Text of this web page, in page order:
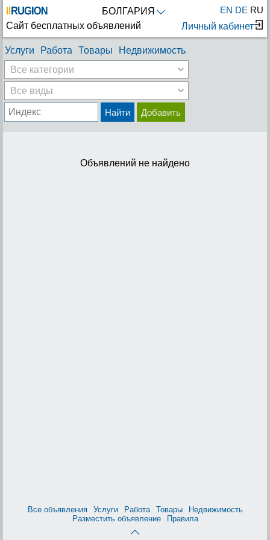
БОЛГАРИЯ EN DE RU
Сайт бесплатных объявлений
Личный кабинет
Услуги Работа Товары Недвижимость
Найти Добавить
Объявлений не найдено
Все объявления Услуги Работа Товары
Недвижимость
Разместить объявление
Правила